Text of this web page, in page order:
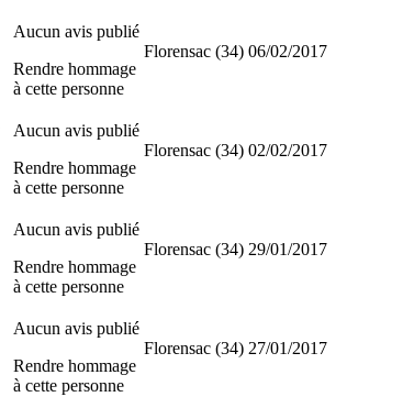
Aucun avis publié
Rendre hommage
à cette personne
Florensac (34) 06/02/2017
Aucun avis publié
Rendre hommage
à cette personne
Florensac (34) 02/02/2017
Aucun avis publié
Rendre hommage
à cette personne
Florensac (34) 29/01/2017
Aucun avis publié
Rendre hommage
à cette personne
Florensac (34) 27/01/2017